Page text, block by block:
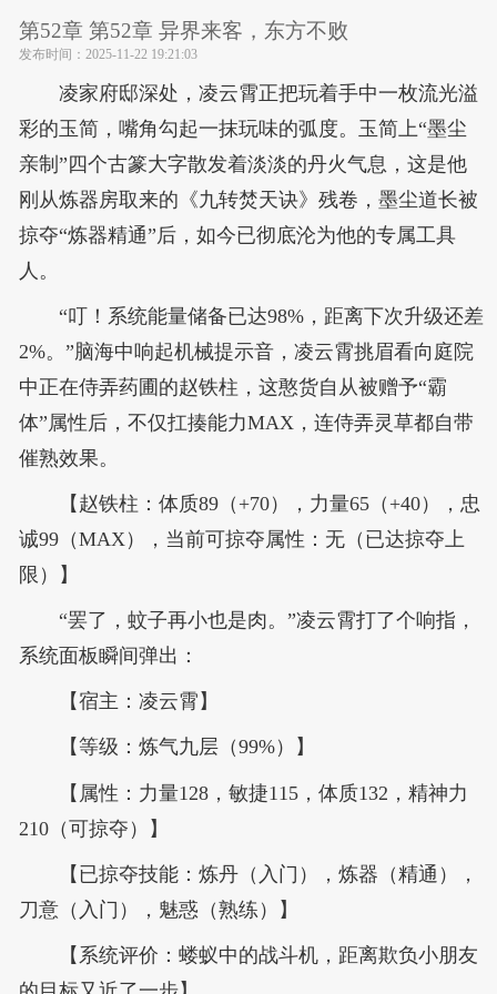
第52章 第52章 异界来客，东方不败
发布时间： 2025-11-22 19:21:03
凌家府邸深处，凌云霄正把玩着手中一枚流光溢
彩的玉简，嘴角勾起一抹玩味的弧度。玉简上“墨尘
亲制”四个古篆大字散发着淡淡的丹火气息，这是他
刚从炼器房取来的《九转焚天诀》残卷，墨尘道长被
掠夺“炼器精通”后，如今已彻底沦为他的专属工具
人。
“叮！系统能量储备已达98%，距离下次升级还差
2%。”脑海中响起机械提示音，凌云霄挑眉看向庭院
中正在侍弄药圃的赵铁柱，这憨货自从被赠予“霸
体”属性后，不仅扛揍能力MAX，连侍弄灵草都自带
催熟效果。
【赵铁柱：体质89（+70），力量65（+40），忠
诚99（MAX），当前可掠夺属性：无（已达掠夺上
限）】
“罢了，蚊子再小也是肉。”凌云霄打了个响指，
系统面板瞬间弹出：
【宿主：凌云霄】
【等级：炼气九层（99%）】
【属性：力量128，敏捷115，体质132，精神力
210（可掠夺）】
【已掠夺技能：炼丹（入门），炼器（精通），
刀意（入门），魅惑（熟练）】
【系统评价：蝼蚁中的战斗机，距离欺负小朋友